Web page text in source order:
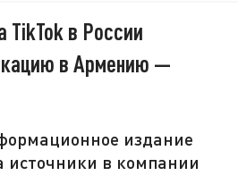
TikTok в России
в Армению —
издание
источники в компании